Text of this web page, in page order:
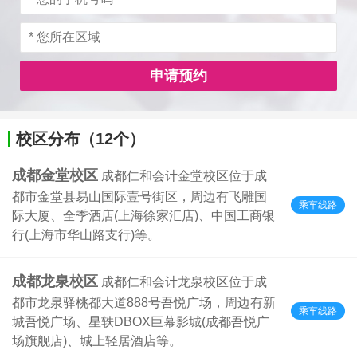
申请预约
校区分布（12个）
成都金堂校区 成都仁和会计金堂校区位于成
都市金堂县易山国际壹号街区，周边有飞雕国
际大厦、全季酒店(上海徐家汇店)、中国工商银
行(上海市华山路支行)等。
乘车线路
成都龙泉校区 成都仁和会计龙泉校区位于成
都市龙泉驿桃都大道888号吾悦广场，周边有新
城吾悦广场、星轶DBOX巨幕影城(成都吾悦广
场旗舰店)、城上轻居酒店等。
乘车线路